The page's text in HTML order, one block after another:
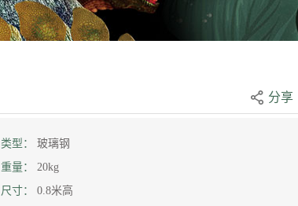
分享
类型：
玻璃钢
重量：
20kg
尺寸：
0.8米高